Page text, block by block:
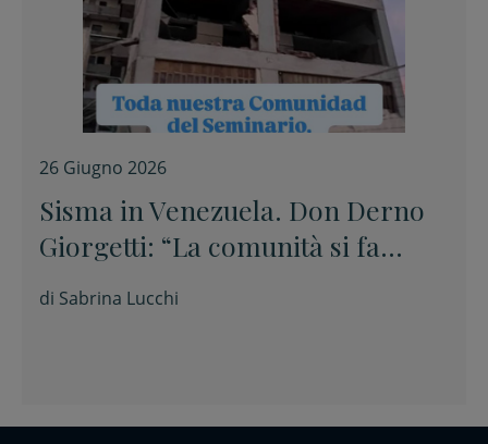
26 Giugno 2026
Sisma in Venezuela. Don Derno
Giorgetti: “La comunità si fa
particolarmente vicina alle
di Sabrina Lucchi